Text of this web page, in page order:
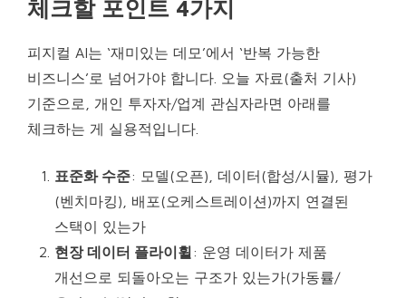
체크할 포인트 4가지
피지컬 AI는 ‘재미있는 데모’에서 ‘반복 가능한
비즈니스’로 넘어가야 합니다. 오늘 자료(출처 기사)
기준으로, 개인 투자자/업계 관심자라면 아래를
체크하는 게 실용적입니다.
표준화 수준: 모델(오픈), 데이터(합성/시뮬), 평가
(벤치마킹), 배포(오케스트레이션)까지 연결된
스택이 있는가
현장 데이터 플라이휠 : 운영 데이터가 제품
개선으로 되돌아오는 구조가 있는가(가동률/